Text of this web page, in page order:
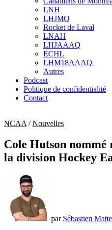
sub
menu
LNH
LHJMQ
Rocket de Laval
LNAH
LHJAAAQ
ECHL
LHM18AAAQ
Autres
Podcast
Politique de confidentialité
Contact
NCAA /Nouvelles
Cole Hutson nommé
la division Hockey
par Sébastien Matte